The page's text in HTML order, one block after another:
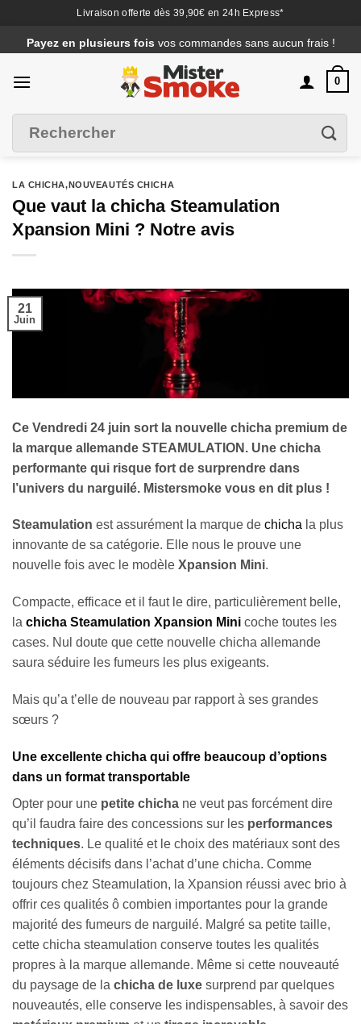
Livraison offerte dès 39,90€ en 24h Express*
au
contenu
Payez en plusieurs fois vos commandes sans aucun frais !
0
pour :
LA CHICHA,NOUVEAUTÉS CHICHA
Que vaut la chicha Steamulation
Xpansion Mini ? Notre avis
21
Juin
Ce Vendredi 24 juin sort la nouvelle chicha premium de
la marque allemande STEAMULATION. Une chicha
performante qui risque fort de surprendre dans
l’univers du narguilé. Mistersmoke vous en dit plus !
Steamulation est assurément la marque de chicha la plus
innovante de sa catégorie. Elle nous le prouve une
nouvelle fois avec le modèle Xpansion Mini.
Compacte, efficace et il faut le dire, particulièrement belle,
la chicha Steamulation Xpansion Mini coche toutes les
cases. Nul doute que cette nouvelle chicha allemande
saura séduire les fumeurs les plus exigeants.
Mais qu’a t’elle de nouveau par rapport à ses grandes
sœurs ?
Une excellente chicha qui offre beaucoup d’options
dans un format transportable
Opter pour une petite chicha ne veut pas forcément dire
qu’il faudra faire des concessions sur les performances
techniques. Le qualité et le choix des matériaux sont des
éléments décisifs dans l’achat d’une chicha. Comme
toujours chez Steamulation, la Xpansion réussi avec brio à
offrir ces qualités ô combien importantes pour la grande
majorité des fumeurs de narguilé. Malgré sa petite taille,
cette chicha steamulation conserve toutes les qualités
propres à la marque allemande. Même si cette nouveauté
du paysage de la chicha de luxe surprend par quelques
nouveautés, elle conserve les indispensables, à savoir des